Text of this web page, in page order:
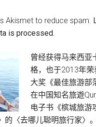
Akismet to reduce spam.
is processed.
曾经获得马来西亚
格，也于2013年
大奖《最佳旅游部
在中国知名旅遊
电子书《槟城旅游
的〈去哪儿聪明旅行家〉